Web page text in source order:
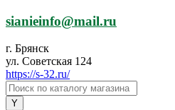
sianieinfo@mail.ru
г. Брянск
ул. Советская 124
https://s-32.ru/